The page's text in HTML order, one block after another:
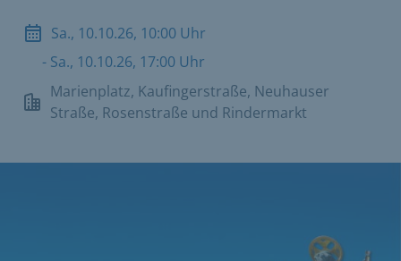
Sa., 10.10.26, 10:00 Uhr
- Sa., 10.10.26, 17:00 Uhr
Marienplatz, Kaufingerstraße, Neuhauser
Straße, Rosenstraße und Rindermarkt